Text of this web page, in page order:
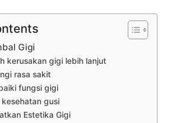
Gigi
kerusakan gigi lebih lanjut
rasa sakit
fungsi gigi
kesehatan gusi
Estetika Gigi